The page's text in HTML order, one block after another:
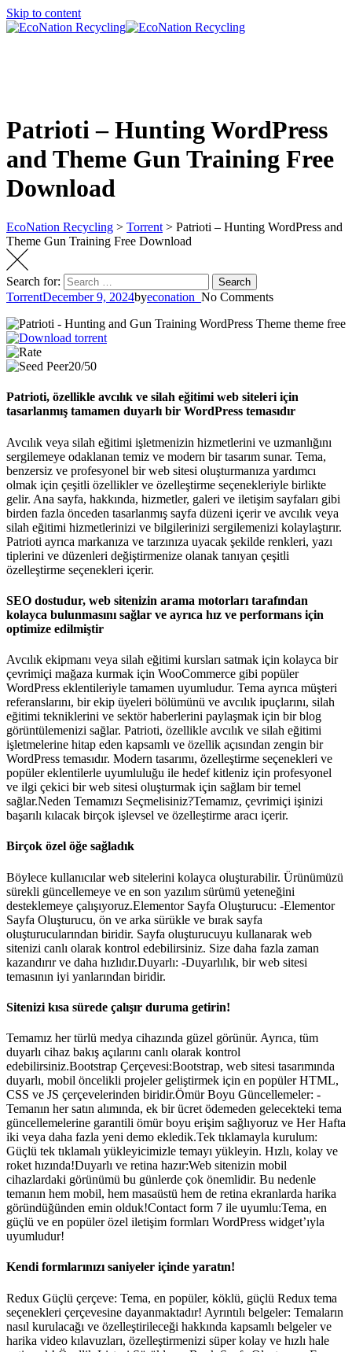
Skip to content
Patrioti – Hunting WordPress
and Theme Gun Training Free
Download
EcoNation Recycling > Torrent > Patrioti – Hunting WordPress and
Theme Gun Training Free Download
Search for: Search
TorrentDecember 9, 2024byeconation_ No Comments
20/50
Patrioti, özellikle avcılık ve silah eğitimi web siteleri için
tasarlanmış tamamen duyarlı bir WordPress temasıdır
Avcılık veya silah eğitimi işletmenizin hizmetlerini ve uzmanlığını
sergilemeye odaklanan temiz ve modern bir tasarım sunar. Tema,
benzersiz ve profesyonel bir web sitesi oluşturmanıza yardımcı
olmak için çeşitli özellikler ve özelleştirme seçenekleriyle birlikte
gelir. Ana sayfa, hakkında, hizmetler, galeri ve iletişim sayfaları gibi
birden fazla önceden tasarlanmış sayfa düzeni içerir ve avcılık veya
silah eğitimi hizmetlerinizi ve bilgilerinizi sergilemenizi kolaylaştırır.
Patrioti ayrıca markanıza ve tarzınıza uyacak şekilde renkleri, yazı
tiplerini ve düzenleri değiştirmenize olanak tanıyan çeşitli
özelleştirme seçenekleri içerir.
SEO dostudur, web sitenizin arama motorları tarafından
kolayca bulunmasını sağlar ve ayrıca hız ve performans için
optimize edilmiştir
Avcılık ekipmanı veya silah eğitimi kursları satmak için kolayca bir
çevrimiçi mağaza kurmak için WooCommerce gibi popüler
WordPress eklentileriyle tamamen uyumludur. Tema ayrıca müşteri
referanslarını, bir ekip üyeleri bölümünü ve avcılık ipuçlarını, silah
eğitimi tekniklerini ve sektör haberlerini paylaşmak için bir blog
görüntülemenizi sağlar. Patrioti, özellikle avcılık ve silah eğitimi
işletmelerine hitap eden kapsamlı ve özellik açısından zengin bir
WordPress temasıdır. Modern tasarımı, özelleştirme seçenekleri ve
popüler eklentilerle uyumluluğu ile hedef kitleniz için profesyonel
ve ilgi çekici bir web sitesi oluşturmak için sağlam bir temel
sağlar.Neden Temamızı Seçmelisiniz?Temamız, çevrimiçi işinizi
başarılı kılacak birçok işlevsel ve özelleştirme aracı içerir.
Birçok özel öğe sağladık
Böylece kullanıcılar web sitelerini kolayca oluşturabilir. Ürünümüzü
sürekli güncellemeye ve en son yazılım sürümü yeteneğini
desteklemeye çalışıyoruz.Elementor Sayfa Oluşturucu: -Elementor
Sayfa Oluşturucu, ön ve arka sürükle ve bırak sayfa
oluşturucularından biridir. Sayfa oluşturucuyu kullanarak web
sitenizi canlı olarak kontrol edebilirsiniz. Size daha fazla zaman
kazandırır ve daha hızlıdır.Duyarlı: -Duyarlılık, bir web sitesi
temasının iyi yanlarından biridir.
Sitenizi kısa sürede çalışır duruma getirin!
Temamız her türlü medya cihazında güzel görünür. Ayrıca, tüm
duyarlı cihaz bakış açılarını canlı olarak kontrol
edebilirsiniz.Bootstrap Çerçevesi:Bootstrap, web sitesi tasarımında
duyarlı, mobil öncelikli projeler geliştirmek için en popüler HTML,
CSS ve JS çerçevelerinden biridir.Ömür Boyu Güncellemeler: -
Temanın her satın alımında, ek bir ücret ödemeden gelecekteki tema
güncellemelerine garantili ömür boyu erişim sağlıyoruz ve Her Hafta
iki veya daha fazla yeni demo ekledik.Tek tıklamayla kurulum:
Güçlü tek tıklamalı yükleyicimizle temayı yükleyin. Hızlı, kolay ve
roket hızında!Duyarlı ve retina hazır:Web sitenizin mobil
cihazlardaki görünümü bu günlerde çok önemlidir. Bu nedenle
temanın hem mobil, hem masaüstü hem de retina ekranlarda harika
göründüğünden emin olduk!Contact form 7 ile uyumlu:Tema, en
güçlü ve en popüler özel iletişim formları WordPress widget’ıyla
uyumludur!
Kendi formlarınızı saniyeler içinde yaratın!
Redux Güçlü çerçeve: Tema, en popüler, köklü, güçlü Redux tema
seçenekleri çerçevesine dayanmaktadır! Ayrıntılı belgeler: Temaların
nasıl kurulacağı ve özelleştirileceği hakkında kapsamlı belgeler ve
harika video kılavuzları, özelleştirmenizi süper kolay ve hızlı hale